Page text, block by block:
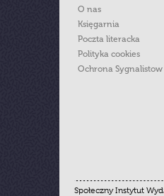
O nas
Księgarnia
Poczta literacka
Polityka cookies
Ochrona Sygnalistow
Społeczny Instytut